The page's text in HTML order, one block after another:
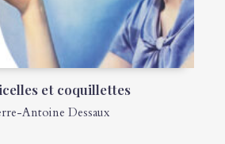
et coquillettes
Antoine Dessaux